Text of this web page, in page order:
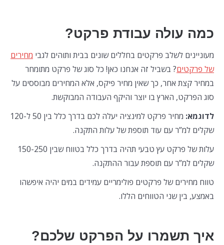
כמה עולה עבודת פרקט?
מעוניינים לשלב פרקטים בחללים שונים בבית ותוהים לגבי מחירים
של פרקטים? בשביל זה אנחנו כאן! כל סוג של פרקט מתומחר
במחיר קצת אחר, כך שאין מחיר פיקס, אלא המחירים מבוססים על
סוג הפרקט, הארץ בו יוצר והיקף העבודה המבוקשת.
לדוגמא:
מחיר פרקט למינציה יעלה לכם בדרך כלל בין 50 ל-120
שקלים למ”ר עם עוד תוספת של עלות התקנה.
עלות של פרקט עץ טבעי תהיה בדרך כלל בטווח שבין 150-250
שקלים למ”ר עם תוספת עבור ההתקנה.
טווח מחירים של פרקטים פולימריים עמידים במים יהיה איפשהו
באמצע, בין שני הטווחים הללו.
איך תשמרו על הפרקט שלכם?